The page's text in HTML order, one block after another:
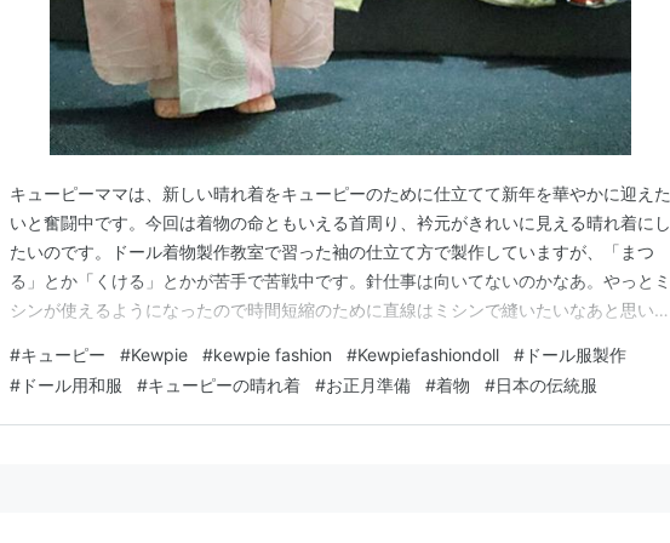
キューピーママは、新しい晴れ着をキューピーのために仕立てて新年を華やかに迎えた
いと奮闘中です。今回は着物の命ともいえる首周り、衿元がきれいに見える晴れ着にし
たいのです。ドール着物製作教室で習った袖の仕立て方で製作していますが、「まつ
る」とか「くける」とかが苦手で苦戦中です。針仕事は向いてないのかなあ。やっとミ
シンが使えるようになったので時間短縮のために直線はミシンで縫いたいなあと思いな
じになってきました。 ミニ着物教室流袖の仕立て方 結果 お正月を寿ぐキューピー ミ
ニ着物教室流袖の仕立て方 ①身頃と袖を中表に合わせ、…
#キューピー #Kewpie #kewpie fashion #Kewpiefashiondoll # ドール服製作
# ドール用和服 #キューピーの晴れ着 #お正月準備 #着物 #日本の伝統服